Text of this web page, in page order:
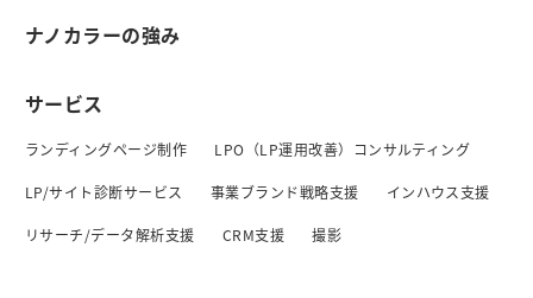
ナノカラーの強み
サービス
ランディングページ制作 LPO（LP運用改善）コンサルティング
LP/サイト診断サービス 事業ブランド戦略支援 インハウス支援
リサーチ/データ解析支援 CRM支援 撮影